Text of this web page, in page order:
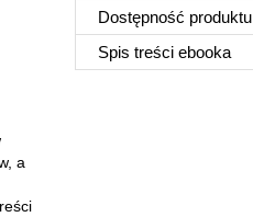
Dostępność produktu
Spis treści ebooka
a